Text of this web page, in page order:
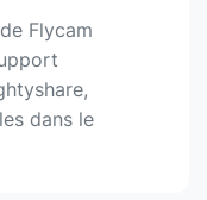
Flycam
dans le